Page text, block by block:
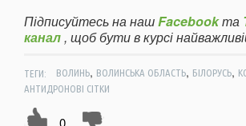
Підписуйтесь на нашFacebookта
канал, щоб бути в курсі
ТЕГИ: ВОЛИНЬ, ВОЛИНСЬКА ОБЛАСТЬ, БІЛОРУСЬ,
АНТИДРОНОВІ СІТКИ